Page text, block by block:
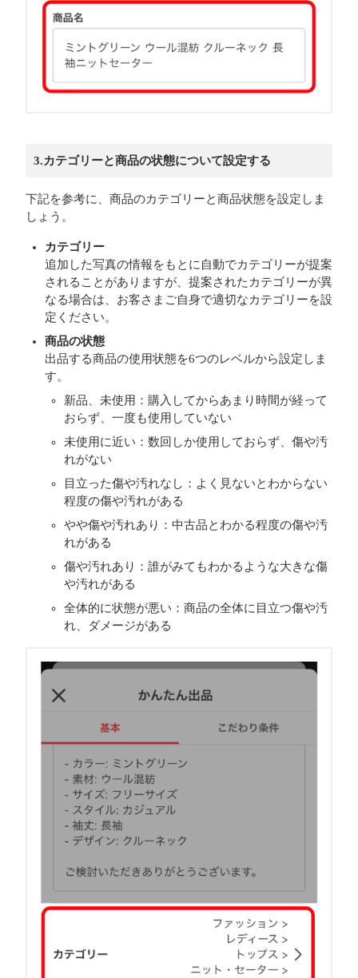
3.カテゴリーと商品の状態について設定する
下記を参考に、商品のカテゴリーと商品状態を設定しま
しょう。
カテゴリー
追加した写真の情報をもとに自動でカテゴリーが提案
されることがありますが、提案されたカテゴリーが異
なる場合は、お客さまご自身で適切なカテゴリーを設
定ください。
商品の状態
出品する商品の使用状態を6つのレベルから設定しま
す。
新品、未使用：購入してからあまり時間が経って
おらず、一度も使用していない
未使用に近い：数回しか使用しておらず、傷や汚
れがない
目立った傷や汚れなし：よく見ないとわからない
程度の傷や汚れがある
やや傷や汚れあり：中古品とわかる程度の傷や汚
れがある
傷や汚れあり：誰がみてもわかるような大きな傷
や汚れがある
全体的に状態が悪い：商品の全体に目立つ傷や汚
れ、ダメージがある